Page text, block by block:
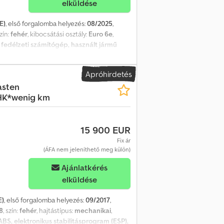
elküldése
, első forgalomba helyezés:08/2025,
fehér, kibocsátási osztály: Euro 6e
számítógép, használt jármű
légzsák, teherautó regisztráció,
akár önerő nélkül is lehetséges!
mint például vonóhorog utólagos
stb. külön kerülnek felszámításra. *A
felelősséget nem vállalunk! Beviteli
fogyasztásra vonatkozó adatok a VIN-
VIN-adatok nem képezik a szerződés
már rendelkeznek napijellegű vagy
... A változtatás, előzetes értékesítés és
Apróhirdetés
km
15 900 EUR
Fix ár
(ÁFA nem jeleníthető meg külön)
Ajánlatkérés
elküldése
, első forgalomba helyezés:09/2017,
, szín:fehér, hajtástípus: mechanikai,
elektronikus stabilitásprogram (ESP),